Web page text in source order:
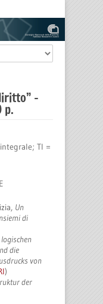
–
p.
TI =
Un
di
die
von
)
der